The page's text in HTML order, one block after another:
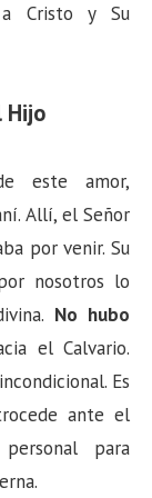
Cristo y Su
Hijo
este amor,
Allí, el Señor
por venir. Su
nosotros lo
No hubo
el Calvario.
Es
ante el
para